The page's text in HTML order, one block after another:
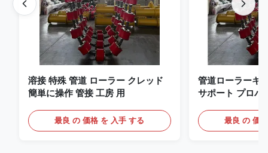
溶接 特殊 管道 ローラー クレッド
簡単に操作 管接 工房 用
最良 の 価格 を 入手 する
管道ローラーキ
サポート プロパ
最良 の 価